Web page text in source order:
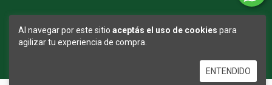
Al navegar por este sitio aceptás el uso de cookies para
agilizar tu experiencia de compra.
ENTENDIDO